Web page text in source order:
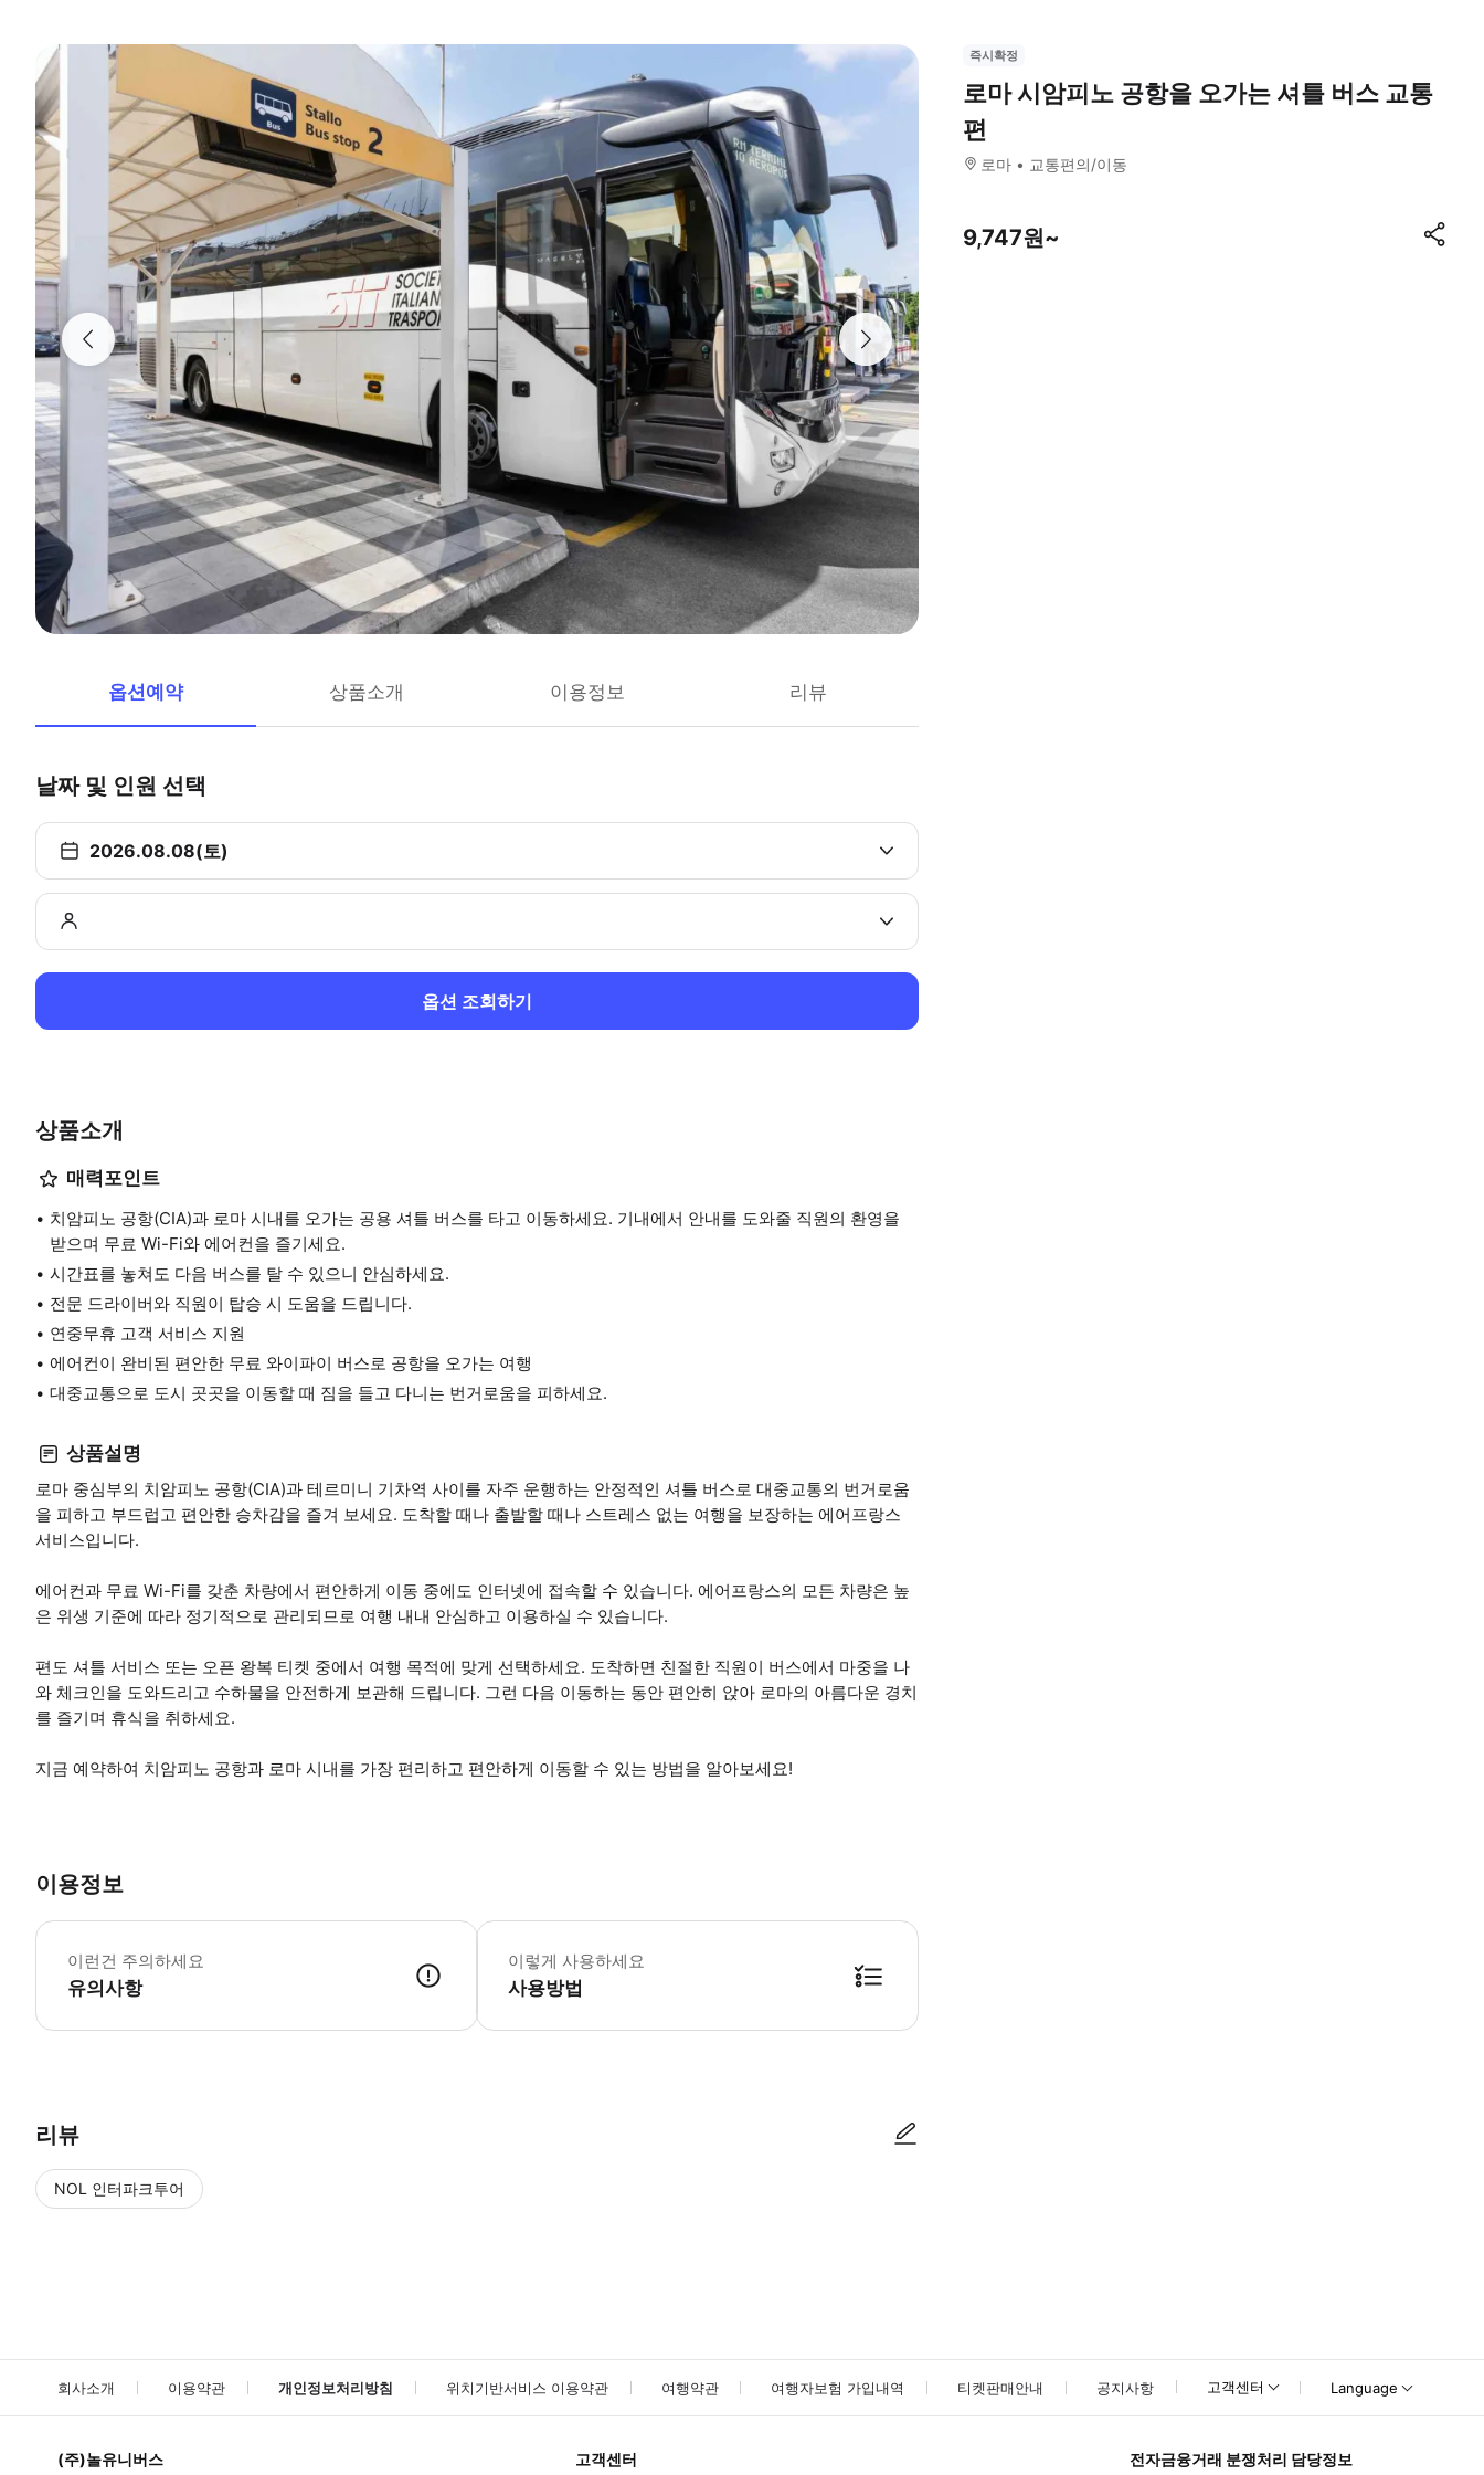
옵션예약 상품소개 이용정보 리뷰
날짜 및 인원 선택
2026.08.08(토)
옵션 조회하기
상품소개
매력포인트
치암피노 공항(CIA)과 로마 시내를 오가는 공용 셔틀 버스를 타고 이동하세요. 기내에서 안내를 도와줄 직원의 환영을
받으며 무료 Wi-Fi와 에어컨을 즐기세요.
시간표를 놓쳐도 다음 버스를 탈 수 있으니 안심하세요.
전문 드라이버와 직원이 탑승 시 도움을 드립니다.
연중무휴 고객 서비스 지원
에어컨이 완비된 편안한 무료 와이파이 버스로 공항을 오가는 여행
대중교통으로 도시 곳곳을 이동할 때 짐을 들고 다니는 번거로움을 피하세요.
상품설명
로마 중심부의 치암피노 공항(CIA)과 테르미니 기차역 사이를 자주 운행하는 안정적인 셔틀 버스로 대중교통의 번거로움
을 피하고 부드럽고 편안한 승차감을 즐겨 보세요. 도착할 때나 출발할 때나 스트레스 없는 여행을 보장하는 에어프랑스
서비스입니다.
에어컨과 무료 Wi-Fi를 갖춘 차량에서 편안하게 이동 중에도 인터넷에 접속할 수 있습니다. 에어프랑스의 모든 차량은 높
은 위생 기준에 따라 정기적으로 관리되므로 여행 내내 안심하고 이용하실 수 있습니다.
편도 셔틀 서비스 또는 오픈 왕복 티켓 중에서 여행 목적에 맞게 선택하세요. 도착하면 친절한 직원이 버스에서 마중을 나
와 체크인을 도와드리고 수하물을 안전하게 보관해 드립니다. 그런 다음 이동하는 동안 편안히 앉아 로마의 아름다운 경치
를 즐기며 휴식을 취하세요.
지금 예약하여 치암피노 공항과 로마 시내를 가장 편리하고 편안하게 이동할 수 있는 방법을 알아보세요!
이용정보
이런건 주의하세요
유의사항
• 버스 좌석마다 USB 충전기 제공 • 예정된 항공편 출발 시각 최소 2시간 전에 공항에 도착하는 버스를 선택하는 것이 좋습니다 • 버스는 치암피노 공항
이렇게 사용하세요
사용방법
리뷰
NOL 인터파크투어
즉시확정
로마 시암피노 공항을 오가는 셔틀 버스 교통
편
로마 교통편의/이동
9,747원~
회사소개 이용약관 개인정보처리방침 위치기반서비스 이용약관 여행약관 여행자보험 가입내역 티켓판매안내 공지사항 고객센터 Language
(주)놀유니버스 고객센터 전자금융거래 분쟁처리 담당정보